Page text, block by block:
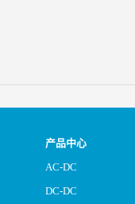
产品中心
AC-DC
DC-DC